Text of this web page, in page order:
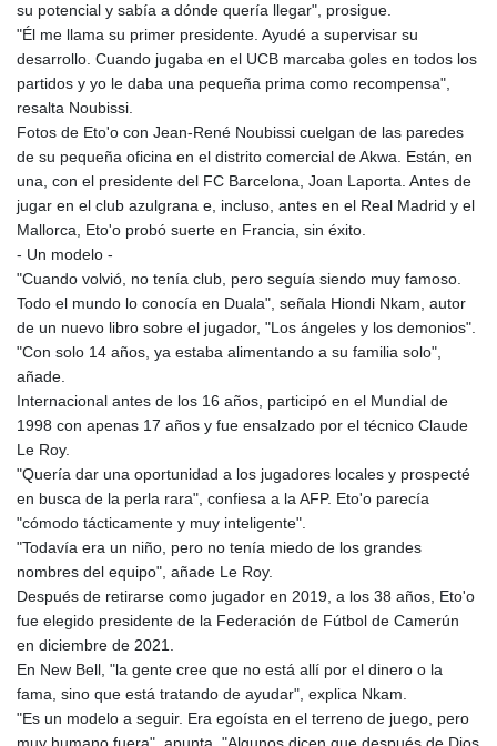
su potencial y sabía a dónde quería llegar", prosigue.
"Él me llama su primer presidente. Ayudé a supervisar su
desarrollo. Cuando jugaba en el UCB marcaba goles en todos los
partidos y yo le daba una pequeña prima como recompensa",
resalta Noubissi.
Fotos de Eto'o con Jean-René Noubissi cuelgan de las paredes
de su pequeña oficina en el distrito comercial de Akwa. Están, en
una, con el presidente del FC Barcelona, Joan Laporta. Antes de
jugar en el club azulgrana e, incluso, antes en el Real Madrid y el
Mallorca, Eto'o probó suerte en Francia, sin éxito.
- Un modelo -
"Cuando volvió, no tenía club, pero seguía siendo muy famoso.
Todo el mundo lo conocía en Duala", señala Hiondi Nkam, autor
de un nuevo libro sobre el jugador, "Los ángeles y los demonios".
"Con solo 14 años, ya estaba alimentando a su familia solo",
añade.
Internacional antes de los 16 años, participó en el Mundial de
1998 con apenas 17 años y fue ensalzado por el técnico Claude
Le Roy.
"Quería dar una oportunidad a los jugadores locales y prospecté
en busca de la perla rara", confiesa a la AFP. Eto'o parecía
"cómodo tácticamente y muy inteligente".
"Todavía era un niño, pero no tenía miedo de los grandes
nombres del equipo", añade Le Roy.
Después de retirarse como jugador en 2019, a los 38 años, Eto'o
fue elegido presidente de la Federación de Fútbol de Camerún
en diciembre de 2021.
En New Bell, "la gente cree que no está allí por el dinero o la
fama, sino que está tratando de ayudar", explica Nkam.
"Es un modelo a seguir. Era egoísta en el terreno de juego, pero
muy humano fuera", apunta. "Algunos dicen que después de Dios